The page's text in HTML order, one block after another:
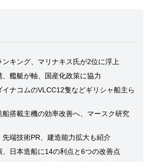
キング、マリナキス氏が2位に浮上
艦艇が軸、国産化政策に協力
ナコムのVLCC12隻などギリシャ船主ら
搭載主機の効率改善へ、マースク研究
先端技術PR、建造能力拡大も紹介
日本造船に14の利点と6つの改善点